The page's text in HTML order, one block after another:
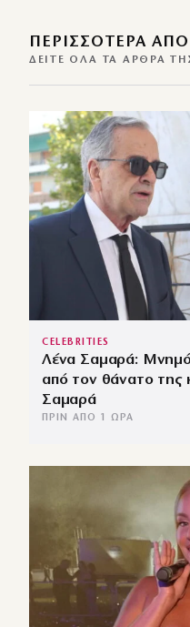
ΠΕΡΙΣΣΌΤΕΡΑ ΑΠΌ
ΔΕΊΤΕ ΌΛΑ ΤΑ ΆΡΘΡΑ
CELEBRITIES
Λένα Σαμαρά:
από τον θάνατο της
Σαμαρά
ΠΡΙΝ ΑΠΌ 1 ΏΡΑ